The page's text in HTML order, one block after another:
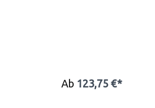
Ab 123,75 €*